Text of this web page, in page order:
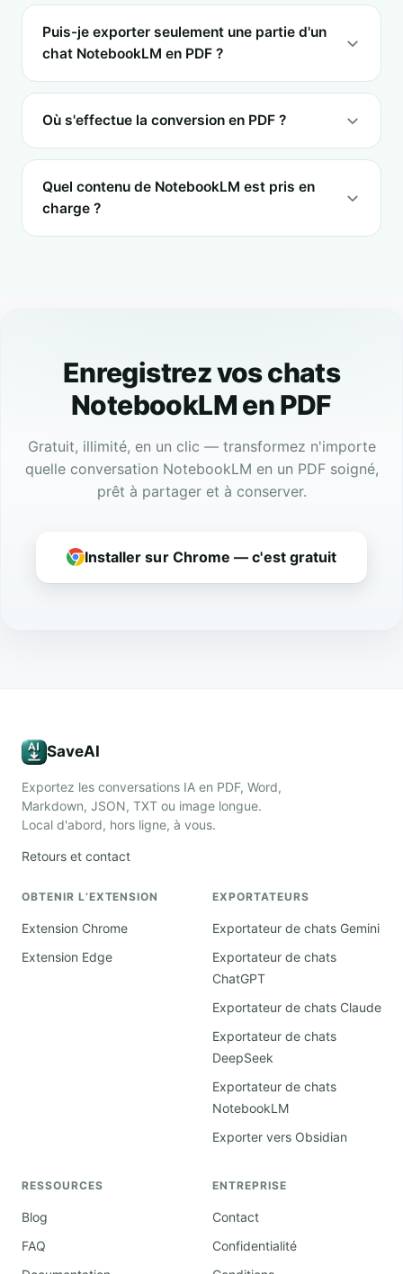
Puis-je exporter seulement une partie d'un
chat NotebookLM en PDF ?
Où s'effectue la conversion en PDF ?
Quel contenu de NotebookLM est pris en
charge ?
Enregistrez vos chats
NotebookLM en PDF
Gratuit, illimité, en un clic — transformez n'importe
quelle conversation NotebookLM en un PDF soigné,
prêt à partager et à conserver.
Installer sur Chrome — c'est gratuit
SaveAI
Exportez les conversations IA en PDF, Word,
Markdown, JSON, TXT ou image longue.
Local d'abord, hors ligne, à vous.
Retours et contact
OBTENIR L’EXTENSION
Extension Chrome
Extension Edge
EXPORTATEURS
Exportateur de chats Gemini
Exportateur de chats
ChatGPT
Exportateur de chats Claude
Exportateur de chats
DeepSeek
Exportateur de chats
NotebookLM
Exporter vers Obsidian
RESSOURCES
Blog
FAQ
ENTREPRISE
Contact
Confidentialité